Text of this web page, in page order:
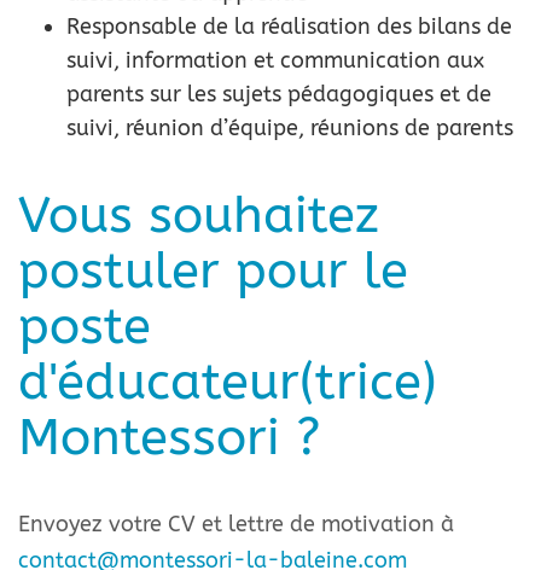
Responsable de la réalisation des bilans de
suivi, information et communication aux
parents sur les sujets pédagogiques et de
suivi, réunion d’équipe, réunions de parents
Vous souhaitez
postuler pour le
poste
d'éducateur(trice)
Montessori ?
Envoyez votre CV et lettre de motivation à
contact@montessori-la-baleine.com